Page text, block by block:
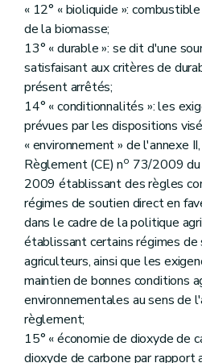
« 12° « bioliquide »:
de la biomasse;
13° « durable »: se dit d'une
satisfaisant aux critères de
présent arrêtés;
14° « conditionnalités »: les
prévues par les dispositions
« environnement » de l'annexe
Règlement (CE) no 73/2009 du
2009 établissant des règles
régimes de soutien direct en
dans le cadre de la politique
établissant certains régimes de
agriculteurs, ainsi que les
maintien de bonnes conditions
environnementales au sens de
règlement;
15° « économie de dioxyde de
dioxyde de carbone par rapport